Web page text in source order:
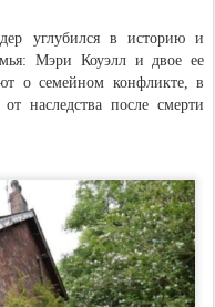
углубился в историю и
Мэри Коуэлл и двое ее
о семейном конфликте, в
от наследства после смерти